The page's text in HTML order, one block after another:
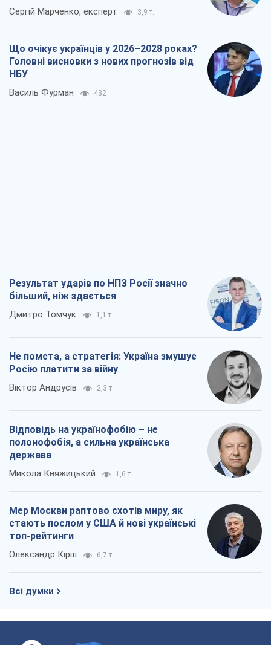
Сергій Марченко, експерт 3,9 т.
Що очікує українців у 2026–2028 роках?
Головні висновки з нових прогнозів від
НБУ
Василь Фурман 432
Результат ударів по НПЗ Росії значно
більший, ніж здається
Дмитро Томчук 1,1 т.
Не помста, а стратегія: Україна змушує
Росію платити за війну
Віктор Андрусів 2,3 т.
Відповідь на українофобію – не
полонофобія, а сильна українська
держава
Микола Княжицький 1,6 т.
Мер Москви раптово схотів миру, як
стають послом у США й нові українські
топ-рейтинги
Олександр Кірш 6,7 т.
Всі думки